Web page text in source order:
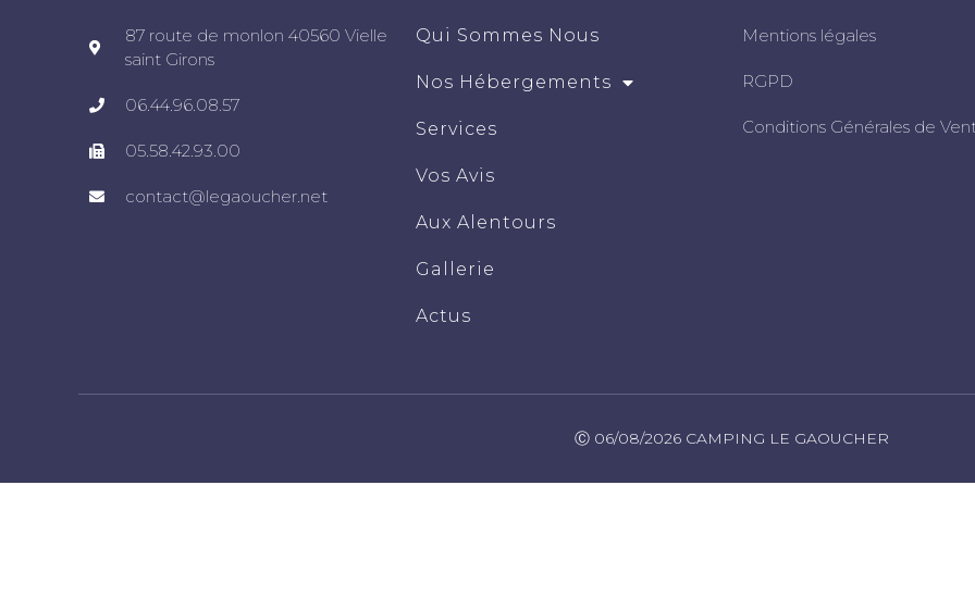
87 route de monlon 40560 Vielle
saint Girons
06.44.96.08.57
05.58.42.93.00
contact@legaoucher.net
Qui Sommes Nous
Nos Hébergements
Services
Vos Avis
Aux Alentours
Gallerie
Actus
Mentions légales
RGPD
Conditions Générales de
Ⓒ 06/08/2026 CAMPING LE GAOUCHER